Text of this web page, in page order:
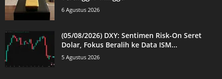
6 Agustus 2026
(05/08/2026) DXY: Sentimen Risk-On Seret
Dolar, Fokus Beralih ke Data ISM...
5 Agustus 2026